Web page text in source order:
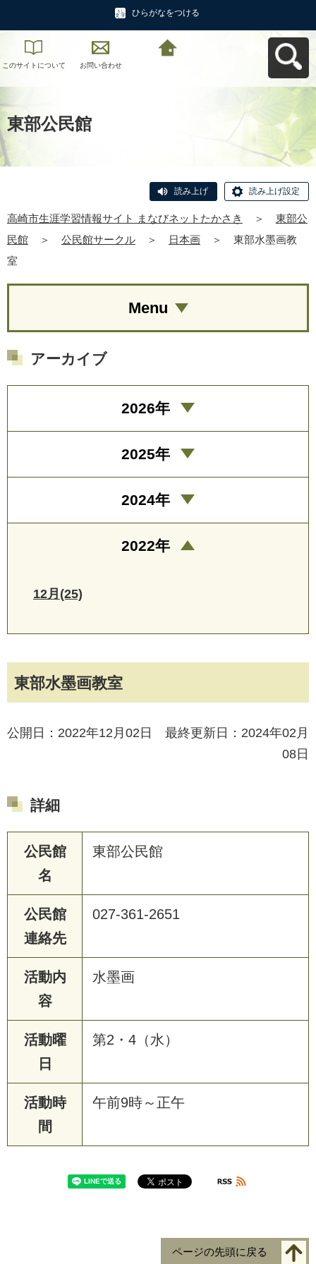
ひらがなをつける
このサイトについて お問い合わせ
東部公民館
読み上げ 読み上げ設定
高崎市生涯学習情報サイト まなびネットたかさき ＞
東部公
民館
＞ 公民館サークル ＞ 日本画 ＞
東部水墨画教
室
東部水墨画教室
公開日：2022年12月02日 最終更新日：2024年02月
08日
詳細
公民館
名
東部公民館
公民館
連絡先
027-361-2651
活動内
容
水墨画
活動曜
日
第2・4（水）
活動時
間
午前9時～正午
Menu
アーカイブ
2026年
2025年
2024年
2022年
12月(25)
ページの先頭に戻る